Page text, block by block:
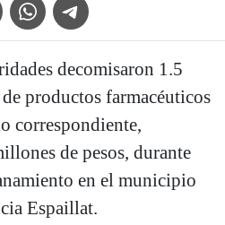
decomisaron 1.5
productos farmacéuticos
correspondiente,
de pesos, durante
en el municipio
Espaillat.